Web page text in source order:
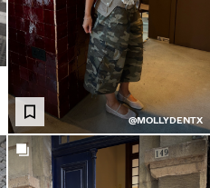
@MOLLYDENTX